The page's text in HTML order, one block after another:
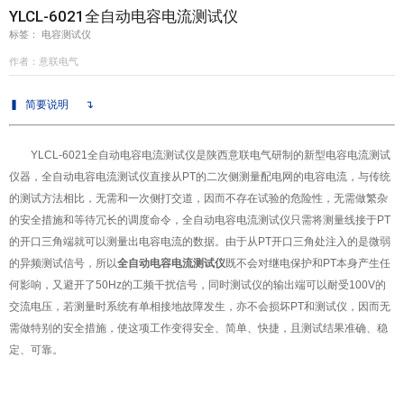
YLCL-6021全自动电容电流测试仪
标签： 电容测试仪
作者：意联电气
简要说明 ↴
YLCL-6021全自动电容电流测试仪是陕西意联电气研制的新型电容电流测试
仪器， 全自动电容电流测试仪直接从PT的二次侧测量配电网的电容电流，与传统
的测试方法相比，无需和一次侧打交道，因而不存在试验的危险性，无需做繁杂
的安全措施和等待冗长的调度命令，全自动电容电流测试仪只需将测量线接于PT
的开口三角端就可以测量出电容电流的数据。由于从PT开口三角处注入的是微弱
的异频测试信号，所以全自动电容电流测试仪既不会对继电保护和PT本身产生任
何影响，又避开了50Hz的工频干扰信号，同时测试仪的输出端可以耐受100V的
交流电压，若测量时系统有单相接地故障发生，亦不会损坏PT和测试仪，因而无
需做特别的安全措施，使这项工作变得安全、简单、快捷，且测试结果准确、稳
定、可靠。